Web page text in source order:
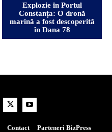
Explozie în Portul
Constanța: O dronă
marină a fost descoperită
în Dana 78
Contact Parteneri BizPress